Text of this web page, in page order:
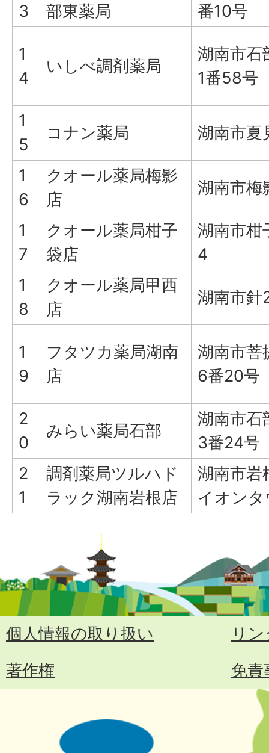
3
部東薬局
番10号
1
4
いしべ調剤薬局
湖南市石
1番58号
1
5
コナン薬局 湖南市
1
6
クオール薬局梅影
店
湖南市梅
1
7
クオール薬局柑子
袋店
湖南市柑
4
1
8
クオール薬局甲西
店
湖南市針
1
9
フタツカ薬局湖南
店
湖南市菩
6番20号
2
0
みらい薬局石部
湖南市石
3番24号
2
1
調剤薬局ツルハド
ラック湖南岩根店
湖南市
イオン
個人情報の取り扱い
リ
著作権
免責